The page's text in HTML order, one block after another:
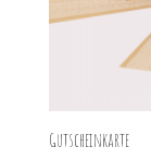
Gutscheinkarte